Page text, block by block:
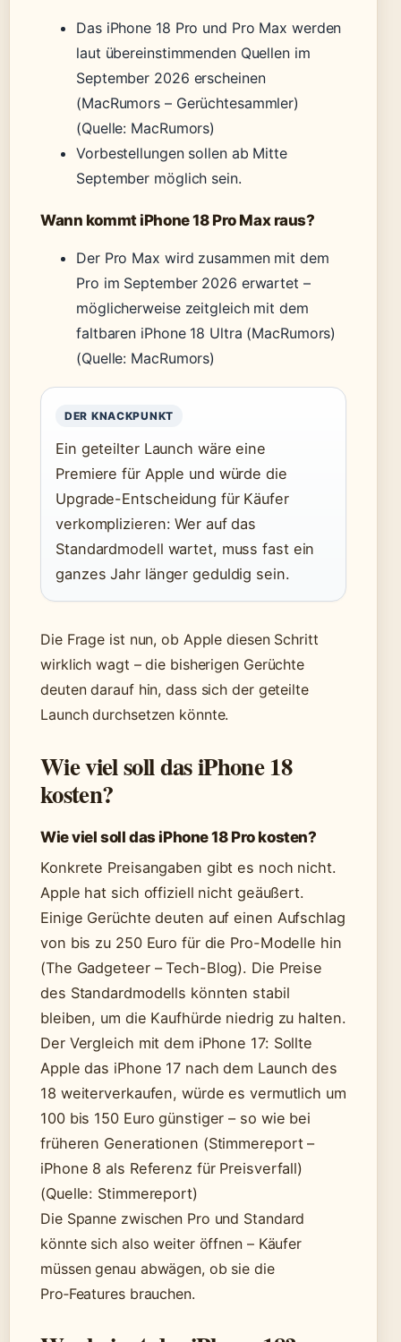
Das iPhone 18 Pro und Pro Max werden
laut übereinstimmenden Quellen im
September 2026 erscheinen
(MacRumors – Gerüchtesammler)
(Quelle: MacRumors)
Vorbestellungen sollen ab Mitte
September möglich sein.
Wann kommt iPhone 18 Pro Max raus?
Der Pro Max wird zusammen mit dem
Pro im September 2026 erwartet –
möglicherweise zeitgleich mit dem
faltbaren iPhone 18 Ultra (MacRumors)
(Quelle: MacRumors)
DER KNACKPUNKT
Ein geteilter Launch wäre eine
Premiere für Apple und würde die
Upgrade-Entscheidung für Käufer
verkomplizieren: Wer auf das
Standardmodell wartet, muss fast ein
ganzes Jahr länger geduldig sein.
Die Frage ist nun, ob Apple diesen Schritt
wirklich wagt – die bisherigen Gerüchte
deuten darauf hin, dass sich der geteilte
Launch durchsetzen könnte.
Wie viel soll das iPhone 18
kosten?
Wie viel soll das iPhone 18 Pro kosten?
Konkrete Preisangaben gibt es noch nicht.
Apple hat sich offiziell nicht geäußert.
Einige Gerüchte deuten auf einen Aufschlag
von bis zu 250 Euro für die Pro-Modelle hin
(The Gadgeteer – Tech-Blog). Die Preise
des Standardmodells könnten stabil
bleiben, um die Kaufhürde niedrig zu halten.
Der Vergleich mit dem iPhone 17: Sollte
Apple das iPhone 17 nach dem Launch des
18 weiterverkaufen, würde es vermutlich um
100 bis 150 Euro günstiger – so wie bei
früheren Generationen (Stimmereport –
iPhone 8 als Referenz für Preisverfall)
(Quelle: Stimmereport)
Die Spanne zwischen Pro und Standard
könnte sich also weiter öffnen – Käufer
müssen genau abwägen, ob sie die
Pro‑Features brauchen.